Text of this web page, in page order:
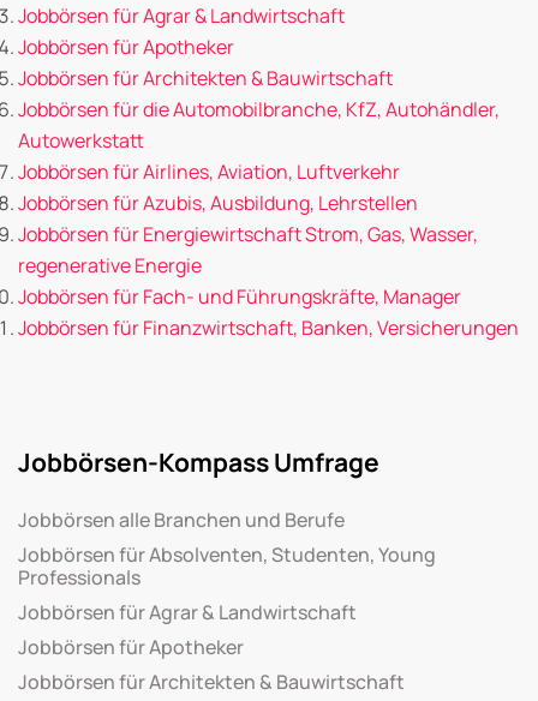
Jobbörsen für Agrar & Landwirtschaft
Jobbörsen für Apotheker
Jobbörsen für Architekten & Bauwirtschaft
Jobbörsen für die Automobilbranche, KfZ, Autohändler,
Autowerkstatt
Jobbörsen für Airlines, Aviation, Luftverkehr
Jobbörsen für Azubis, Ausbildung, Lehrstellen
Jobbörsen für Energiewirtschaft Strom, Gas, Wasser,
regenerative Energie
Jobbörsen für Fach- und Führungskräfte, Manager
Jobbörsen für Finanzwirtschaft, Banken, Versicherungen
Jobbörsen-Kompass Umfrage
Jobbörsen alle Branchen und Berufe
Jobbörsen für Absolventen, Studenten, Young
Professionals
Jobbörsen für Agrar & Landwirtschaft
Jobbörsen für Apotheker
Jobbörsen für Architekten & Bauwirtschaft